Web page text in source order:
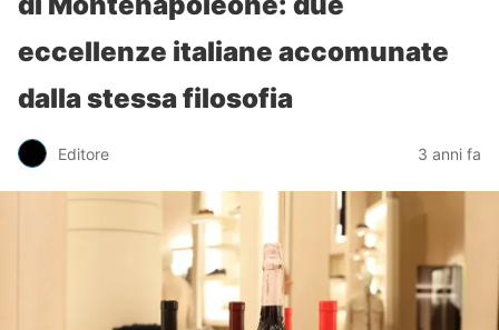
eccellenze italiane accomunate
dalla stessa filosofia
Editore 3 anni fa